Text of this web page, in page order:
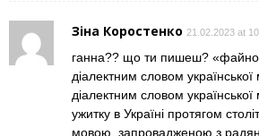
Зіна Коростенко 21.02.2023 at
ганна?? що ти пишеш?
діалектним словом
діалектним словом
ужитку в Україні протягом
мовою, запровадженою з